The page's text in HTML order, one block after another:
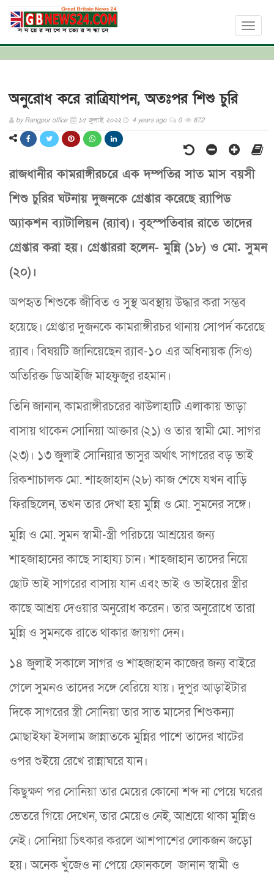
Toggle
অনুরোধ করে রাত্রিযাপন, অতঃপর শিশু চুরি
byRangpur office ১৫ জুলাই, ২০২২ 4 years ago 0 872
রাজধানীর কামরাঙ্গীরচরে এক দম্পতির সাত মাস বয়সী
শিশু চুরির ঘটনায় দুজনকে গ্রেপ্তার করেছে র‌্যাপিড
অ্যাকশন ব্যাটালিয়ন (র‌্যাব)। বৃহস্পতিবার রাতে তাদের
গ্রেপ্তার করা হয়। গ্রেপ্তাররা হলেন- মুন্নি (১৮) ও মো. সুমন
(২০)।
অপহৃত শিশুকে জীবিত ও সুস্থ অবস্থায় উদ্ধার করা সম্ভব
হয়েছে। গ্রেপ্তার দুজনকে কামরাঙ্গীরচর থানায় সোপর্দ করেছে
র‌্যাব। বিষয়টি জানিয়েছেন র‌্যাব-১০ এর অধিনায়ক (সিও)
অতিরিক্ত ডিআইজি মাহফুজুর রহমান।
তিনি জানান, কামরাঙ্গীরচরের ঝাউলাহাটি এলাকায় ভাড়া
বাসায় থাকেন সোনিয়া আক্তার (২১) ও তার স্বামী মো. সাগর
(২৩)। ১৩ জুলাই সোনিয়ার ভাসুর অর্থাৎ সাগরের বড় ভাই
রিকশাচালক মো. শাহজাহান (২৮) কাজ শেষে যখন বাড়ি
ফিরছিলেন, তখন তার দেখা হয় মুন্নি ও মো. সুমনের সঙ্গে।
মুন্নি ও মো. সুমন স্বামী-স্ত্রী পরিচয়ে আশ্রয়ের জন্য
শাহজাহানের কাছে সাহায্য চান। শাহজাহান তাদের নিয়ে
ছোট ভাই সাগরের বাসায় যান এবং ভাই ও ভাইয়ের স্ত্রীর
কাছে আশ্রয় দেওয়ার অনুরোধ করেন। তার অনুরোধে তারা
মুন্নি ও সুমনকে রাতে থাকার জায়গা দেন।
১৪ জুলাই সকালে সাগর ও শাহজাহান কাজের জন্য বাইরে
গেলে সুমনও তাদের সঙ্গে বেরিয়ে যায়। দুপুর আড়াইটার
দিকে সাগরের স্ত্রী সোনিয়া তার সাত মাসের শিশুকন্যা
মোছাইফা ইসলাম জান্নাতকে মুন্নির পাশে তাদের খাটের
ওপর শুইয়ে রেখে রান্নাঘরে যান।
কিছুক্ষণ পর সোনিয়া তার মেয়ের কোনো শব্দ না পেয়ে ঘরের
ভেতরে গিয়ে দেখেন, তার মেয়েও নেই, আশ্রয়ে থাকা মুন্নিও
নেই। সোনিয়া চিৎকার করলে আশপাশের লোকজন জড়ো
হয়। অনেক খুঁজেও না পেয়ে ফোনকলে জানান স্বামী ও